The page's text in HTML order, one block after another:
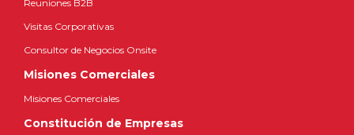
Reuniones B2B
Visitas Corporativas
Consultor de Negocios Onsite
Misiones Comerciales
Misiones Comerciales
Constitución de Empresas